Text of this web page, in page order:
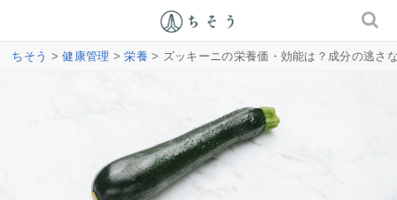
ちそう >健康管理 >栄養 > ズッキーニの栄養価・効能は？成分の逃さ